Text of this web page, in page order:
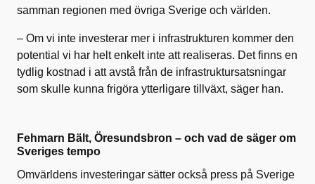
samman regionen med övriga Sverige och världen.
– Om vi inte investerar mer i infrastrukturen kommer den
potential vi har helt enkelt inte att realiseras. Det finns en
tydlig kostnad i att avstå från de infrastruktursatsningar
som skulle kunna frigöra ytterligare tillväxt, säger han.
Fehmarn Bält, Öresundsbron – och vad de säger om
Sveriges tempo
Omvärldens investeringar sätter också press på Sverige